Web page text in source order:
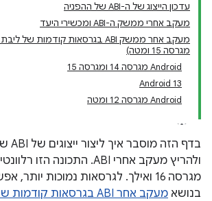
עדכון הייצוג של ה-ABI של ההפניה
מעקב אחרי ממשק ה-ABI ומכשירי היעד
מגרסה 15 ומטה)
‫Android מגרסה 14 ומגרסה 15
Android 13
‫Android מגרסה 12 ומטה
מגרסה 16 ואילך. לגרסאות נמוכות
בנושא מעקב אחר ABI בגרסאות קודמות של הליבה